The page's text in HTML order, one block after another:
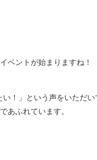
ベントが始まりますね！
！」という声をいただい
あふれています。